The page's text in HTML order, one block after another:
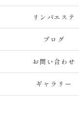
リンパエステ
ブログ
お問い合わせ
ギャラリー